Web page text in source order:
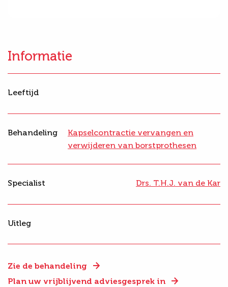
Zie de behandeling
Plan uw vrijblijvend adviesgesprek in
Informatie
Leeftijd
Behandeling
Kapselcontractie vervangen en
verwijderen van borstprothesen
Specialist Drs. T.H.J. van de Kar
Uitleg